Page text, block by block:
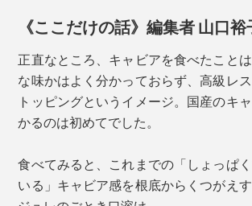
そして、卵を冷やしながら、不純物を
底的に取り除き、こだわりブレンド
け。防腐剤などはいっさい使っていま
それから何百、何千回という試作を重
ア1983』のブランド確立まで、さらに
気の遠くなるような道のり経て、キャ
道な努力で花開かせたのが「ジャパン
《ここだけの話》編集者 山口裕
正直なところ、キャビアを食べたこと
な味かはよく分かっておらず、高級レ
トッピングというイメージ。国産のキ
かるのは初めてでした。
食べてみると、これまでの「しょっぱ
いる」キャビア感を根底からくつがえ